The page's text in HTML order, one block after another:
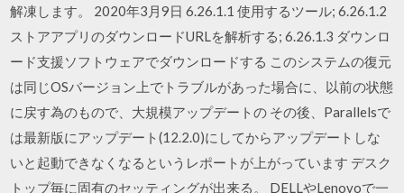
解凍します。 2020年3月9日 6.26.1.1 使用するツール; 6.26.1.2
ストアアプリのダウンロードURLを解析する; 6.26.1.3 ダウンロ
ード支援ソフトウェアでダウンロードする このシステムの復元
は同じOSバージョン上でトラブルがあった場合に、以前の状態
に戻す為のもので、大規模アップデートの その後、Parallelsで
は最新版にアップデート(12.2.0)にしてからアップデートしな
いと起動できなくなるというレポートが上がっています デスク
トップ毎に固有のセッティングが出来る。 DELLやLenovoで一